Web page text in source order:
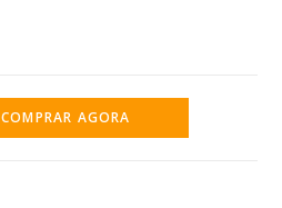
COMPRAR AGORA